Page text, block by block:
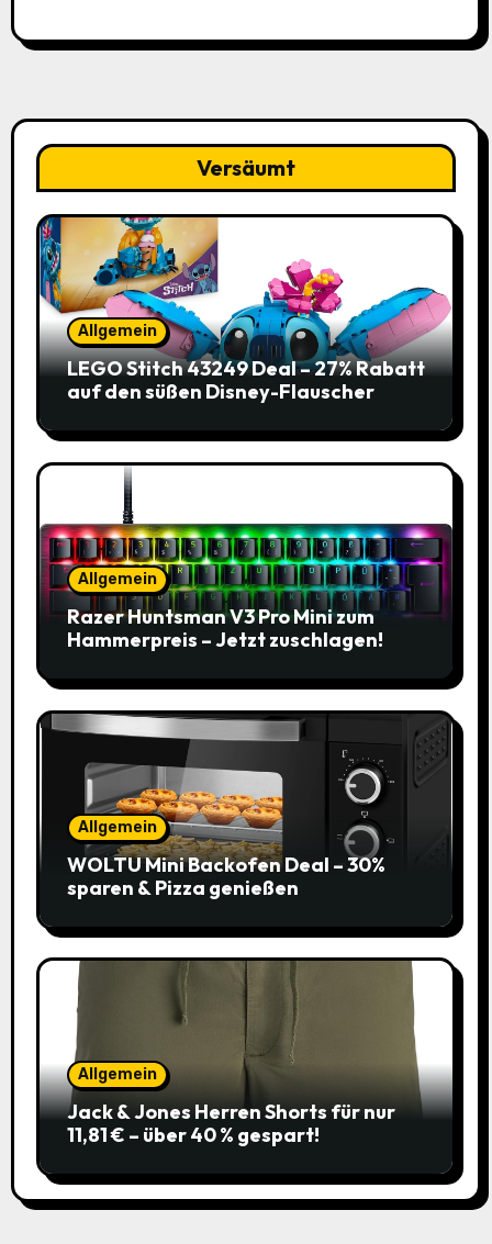
Versäumt
Allgemein
LEGO Stitch 43249 Deal – 27% Rabatt
auf den süßen Disney-Flauscher
Allgemein
Razer Huntsman V3 Pro Mini zum
Hammerpreis – Jetzt zuschlagen!
Allgemein
WOLTU Mini Backofen Deal – 30%
sparen & Pizza genießen
Allgemein
Jack & Jones Herren Shorts für nur
11,81 € – über 40 % gespart!